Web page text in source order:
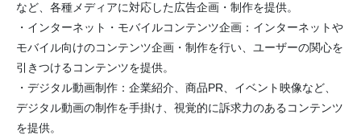
など、各種メディアに対応した広告企画・制作を提供。
・インターネット・モバイルコンテンツ企画：インターネットや
モバイル向けのコンテンツ企画・制作を行い、ユーザーの関心を
引きつけるコンテンツを提供。
・デジタル動画制作：企業紹介、商品PR、イベント映像など、
デジタル動画の制作を手掛け、視覚的に訴求力のあるコンテンツ
を提供。